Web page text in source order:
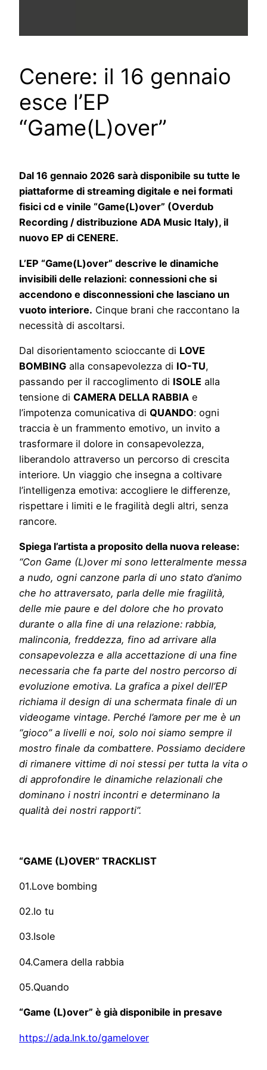
Cenere: il 16 gennaio
esce l’EP
“Game(L)over”
Dal 16 gennaio 2026 sarà disponibile su tutte le
piattaforme di streaming digitale e nei formati
fisici cd e vinile “Game(L)over” (Overdub
Recording / distribuzione ADA Music Italy), il
nuovo EP di CENERE.
L’EP “Game(L)over” descrive le dinamiche
invisibili delle relazioni: connessioni che si
accendono e disconnessioni che lasciano un
vuoto interiore. Cinque brani che raccontano la
necessità di ascoltarsi.
Dal disorientamento scioccante di LOVE
BOMBING alla consapevolezza di IO-TU,
passando per il raccoglimento di ISOLE alla
tensione di CAMERA DELLA RABBIA e
l’impotenza comunicativa di QUANDO: ogni
traccia è un frammento emotivo, un invito a
trasformare il dolore in consapevolezza,
liberandolo attraverso un percorso di crescita
interiore. Un viaggio che insegna a coltivare
l’intelligenza emotiva: accogliere le differenze,
rispettare i limiti e le fragilità degli altri, senza
rancore.
Spiega l’artista a proposito della nuova release:
“Con Game (L)over mi sono letteralmente messa
a nudo, ogni canzone parla di uno stato d’animo
che ho attraversato, parla delle mie fragilità,
delle mie paure e del dolore che ho provato
durante o alla fine di una relazione: rabbia,
malinconia, freddezza, fino ad arrivare alla
consapevolezza e alla accettazione di una fine
necessaria che fa parte del nostro percorso di
evoluzione emotiva. La grafica a pixel dell’EP
richiama il design di una schermata finale di un
videogame vintage. Perché l’amore per me è un
“gioco” a livelli e noi, solo noi siamo sempre il
mostro finale da combattere. Possiamo decidere
di rimanere vittime di noi stessi per tutta la vita o
di approfondire le dinamiche relazionali che
dominano i nostri incontri e determinano la
qualità dei nostri rapporti”.
“GAME (L)OVER” TRACKLIST
01.Love bombing
02.Io tu
03.Isole
04.Camera della rabbia
05.Quando
“Game (L)over” è già disponibile in presave
https://ada.lnk.to/gamelover